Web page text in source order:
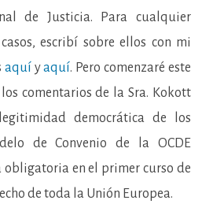
de Justicia. Para cualquier
escribí sobre ellos con mi
aquí yaquí. Pero comenzaré este
comentarios de la Sra. Kokott
democrática de los
de Convenio de la OCDE
obligatoria en el primer curso de
de toda la Unión Europea.